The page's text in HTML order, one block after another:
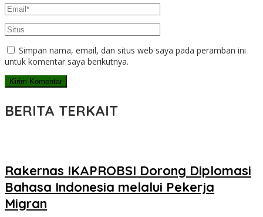
Simpan nama, email, dan situs web saya pada peramban ini
untuk komentar saya berikutnya.
BERITA TERKAIT
Rakernas IKAPROBSI Dorong Diplomasi
Bahasa Indonesia melalui Pekerja
Migran